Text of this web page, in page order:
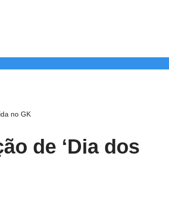
no GK
de ‘Dia dos